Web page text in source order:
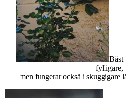
Bäst
fylligare,
men fungerar också i skuggigare